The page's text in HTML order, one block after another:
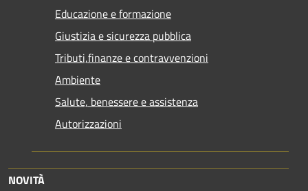
Educazione e formazione
Giustizia e sicurezza pubblica
Tributi,finanze e contravvenzioni
Ambiente
Salute, benessere e assistenza
Autorizzazioni
NOVITÀ